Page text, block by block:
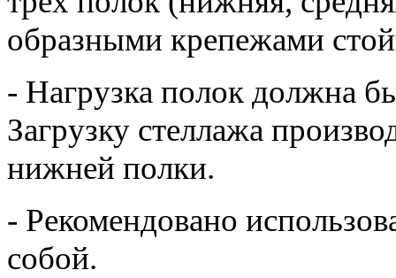
образными крепежами
- Нагрузка полок должна
Загрузку стеллажа
нижней полки.
- Рекомендовано
собой.